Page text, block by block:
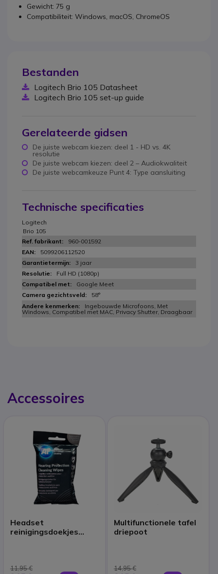
Gewicht: 75 g
Compatibiliteit: Windows, macOS, ChromeOS
Bestanden
Logitech Brio 105 Datasheet
Logitech Brio 105 set-up guide
Gerelateerde gidsen
De juiste webcam kiezen: deel 1 - HD vs. 4K
resolutie
De juiste webcam kiezen: deel 2 – Audiokwaliteit
De juiste webcamkeuze Punt 4: Type aansluiting
Technische specificaties
Logitech
Brio 105
960-001592
5099206112520
3 jaar
Full HD (1080p)
Google Meet
58°
Ingebouwde Microfoons, Met
Windows, Compatibel met MAC, Privacy Shutter, Draagbaar
Accessoires
Headset
reinigingsdoekjes
11,95 €
Multifunctionele tafel
driepoot
14,95 €